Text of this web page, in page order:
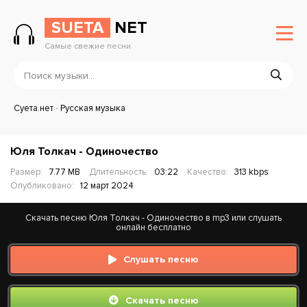
SUETA NET
Самые свежие песни
Суета.нет-Русская музыка
Юля Толкач - Одиночество
Размер: 7.77 MB Длительность: 03:22 Качество:
313 kbps
Опубликовано:
12 март 2024
Скачать песню Юля Толкач - Одиночество в mp3 или слушать
онлайн бесплатно
Слушать песню
Скачать песню